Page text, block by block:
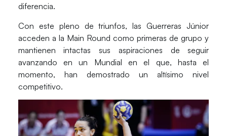
diferencia.
Con este pleno de triunfos, las Guerreras Júnior
acceden a la Main Round como primeras de grupo y
mantienen intactas sus aspiraciones de seguir
avanzando en un Mundial en el que, hasta el
momento, han demostrado un altísimo nivel
competitivo.